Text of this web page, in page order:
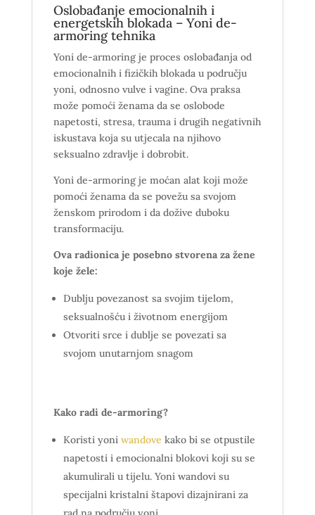
Oslobađanje emocionalnih i
energetskih blokada – Yoni de-
armoring tehnika
Yoni de-armoring je proces oslobađanja od
emocionalnih i fizičkih blokada u području
yoni, odnosno vulve i vagine. Ova praksa
može pomoći ženama da se oslobode
napetosti, stresa, trauma i drugih negativnih
iskustava koja su utjecala na njihovo
seksualno zdravlje i dobrobit.
Yoni de-armoring je moćan alat koji može
pomoći ženama da se povežu sa svojom
ženskom prirodom i da dožive duboku
transformaciju.
Ova radionica je posebno stvorena za žene
koje žele:
Dublju povezanost sa svojim tijelom,
seksualnošću i životnom energijom
Otvoriti srce i dublje se povezati sa
svojom unutarnjom snagom
Kako radi de-armoring?
Koristi yoni wandove kako bi se otpustile
napetosti i emocionalni blokovi koji su se
akumulirali u tijelu. Yoni wandovi su
specijalni kristalni štapovi dizajnirani za